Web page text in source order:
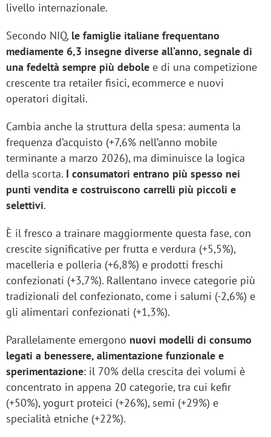
livello internazionale.
Secondo NIQ, le famiglie italiane frequentano
mediamente 6,3 insegne diverse all’anno, segnale di
una fedeltà sempre più debole e di una competizione
crescente tra retailer fisici, ecommerce e nuovi
operatori digitali.
Cambia anche la struttura della spesa: aumenta la
frequenza d’acquisto (+7,6% nell’anno mobile
terminante a marzo 2026), ma diminuisce la logica
della scorta. I consumatori entrano più spesso nei
punti vendita e costruiscono carrelli più piccoli e
selettivi.
È il fresco a trainare maggiormente questa fase, con
crescite significative per frutta e verdura (+5,5%),
macelleria e polleria (+6,8%) e prodotti freschi
confezionati (+3,7%). Rallentano invece categorie più
tradizionali del confezionato, come i salumi (-2,6%) e
gli alimentari confezionati (+1,3%).
Parallelamente emergono nuovi modelli di consumo
legati a benessere, alimentazione funzionale e
sperimentazione: il 70% della crescita dei volumi è
concentrato in appena 20 categorie, tra cui kefir
(+50%), yogurt proteici (+26%), semi (+29%) e
specialità etniche (+22%).